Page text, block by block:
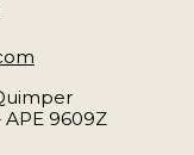
APE 9609Z